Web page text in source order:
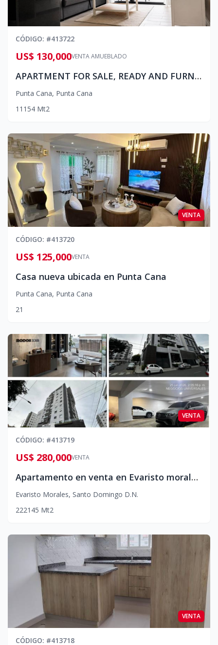
CÓDIGO: #413722
VENTA AMUEBLADO
US$ 130,000
APARTMENT FOR SALE, READY AND FURNISHED
Punta Cana, Punta Cana
1 1 1 54 Mt2
VENTA
CÓDIGO: #413720
VENTA
US$ 125,000
Casa nueva ubicada en Punta Cana
Punta Cana, Punta Cana
21
VENTA
CÓDIGO: #413719
VENTA
US$ 280,000
Apartamento en venta en Evaristo morales US$280.000
Evaristo Morales, Santo Domingo D.N.
222145 Mt2
VENTA
CÓDIGO: #413718